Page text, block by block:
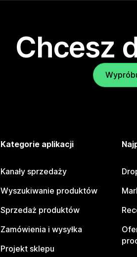
Chcesz
Kategorie aplikacji
Kanały sprzedaży
Wyszukiwanie produktów
Sprzedaż produktów
Zamówienia i wysyłka
Projekt sklepu